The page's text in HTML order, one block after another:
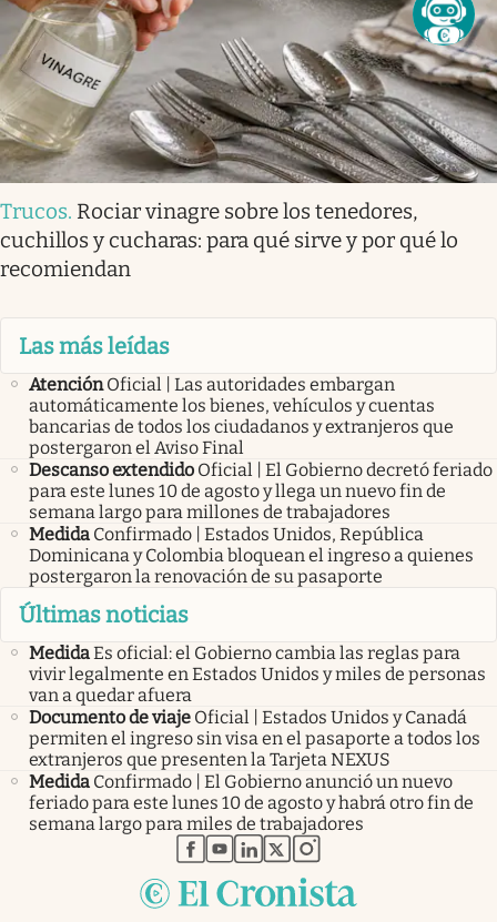
Trucos. Rociar vinagre sobre los tenedores,
cuchillos y cucharas: para qué sirve y por qué lo
recomiendan
Las más leídas
Atención Oficial | Las autoridades embargan
automáticamente los bienes, vehículos y cuentas
bancarias de todos los ciudadanos y extranjeros que
postergaron el Aviso Final
Descanso extendido Oficial | El Gobierno decretó feriado
para este lunes 10 de agosto y llega un nuevo fin de
semana largo para millones de trabajadores
Medida Confirmado | Estados Unidos, República
Dominicana y Colombia bloquean el ingreso a quienes
postergaron la renovación de su pasaporte
Últimas noticias
MedidaEs oficial: el Gobierno cambia las reglas para
vivir legalmente en Estados Unidos y miles de personas
van a quedar afuera
Documento de viaje Oficial | Estados Unidos y Canadá
permiten el ingreso sin visa en el pasaporte a todos los
extranjeros que presenten la Tarjeta NEXUS
Medida Confirmado | El Gobierno anunció un nuevo
feriado para este lunes 10 de agosto y habrá otro fin de
semana largo para miles de trabajadores
abre en nueva pestaña
abre en nueva pestaña
abre en nueva pestaña
abre en nueva pestaña
abre en nueva pestaña